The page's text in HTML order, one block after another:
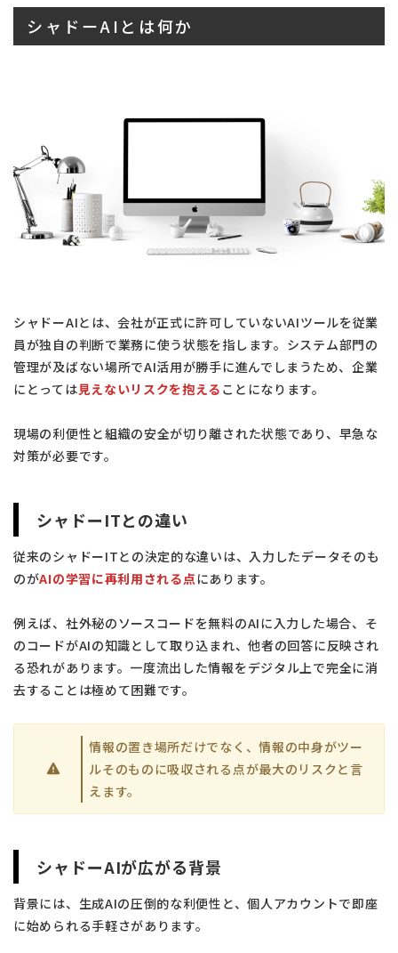
シャドーAIとは何か
シャドーAIとは、会社が正式に許可していないAIツールを従業
員が独自の判断で業務に使う状態を指します。システム部門の
管理が及ばない場所でAI活用が勝手に進んでしまうため、企業
にとっては見えないリスクを抱える ことになります。
現場の利便性と組織の安全が切り離された状態であり、早急な
対策が必要です。
シャドーITとの違い
従来のシャドーITとの決定的な違いは、入力したデータそのも
のがAIの学習に再利用される点にあります。
例えば、社外秘のソースコードを無料のAIに入力した場合、そ
のコードがAIの知識として取り込まれ、他者の回答に反映され
る恐れがあります。一度流出した情報をデジタル上で完全に消
去することは極めて困難です。
情報の置き場所だけでなく、情報の中身がツー
ルそのものに吸収される点が最大のリスクと言
えます。
シャドーAIが広がる背景
背景には、生成AIの圧倒的な利便性と、個人アカウントで即座
に始められる手軽さがあります。